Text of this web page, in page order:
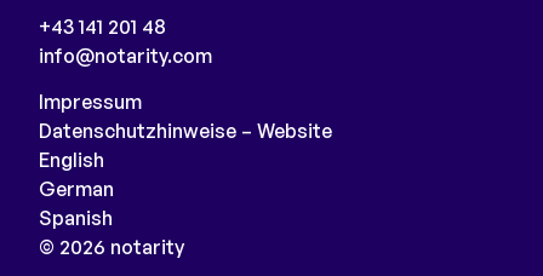
+43 141 201 48
info@notarity.com
© 2026 notarity
Impressum
Datenschutzhinweise – Website
English
German
Spanish